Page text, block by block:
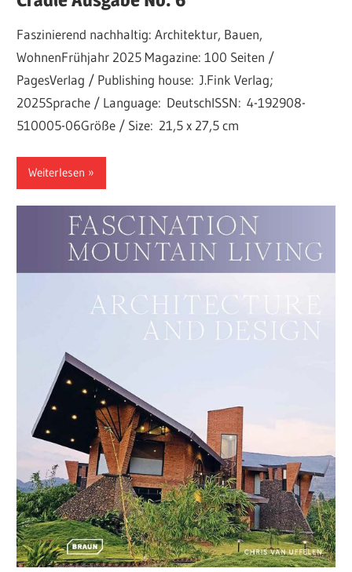
Faszinierend nachhaltig: Architektur, Bauen,
WohnenFrühjahr 2025 Magazine: 100 Seiten /
PagesVerlag / Publishing house: J.Fink Verlag;
2025Sprache / Language: DeutschISSN: 4-192908-
510005-06Größe / Size: 21,5 x 27,5 cm
Weiterlesen